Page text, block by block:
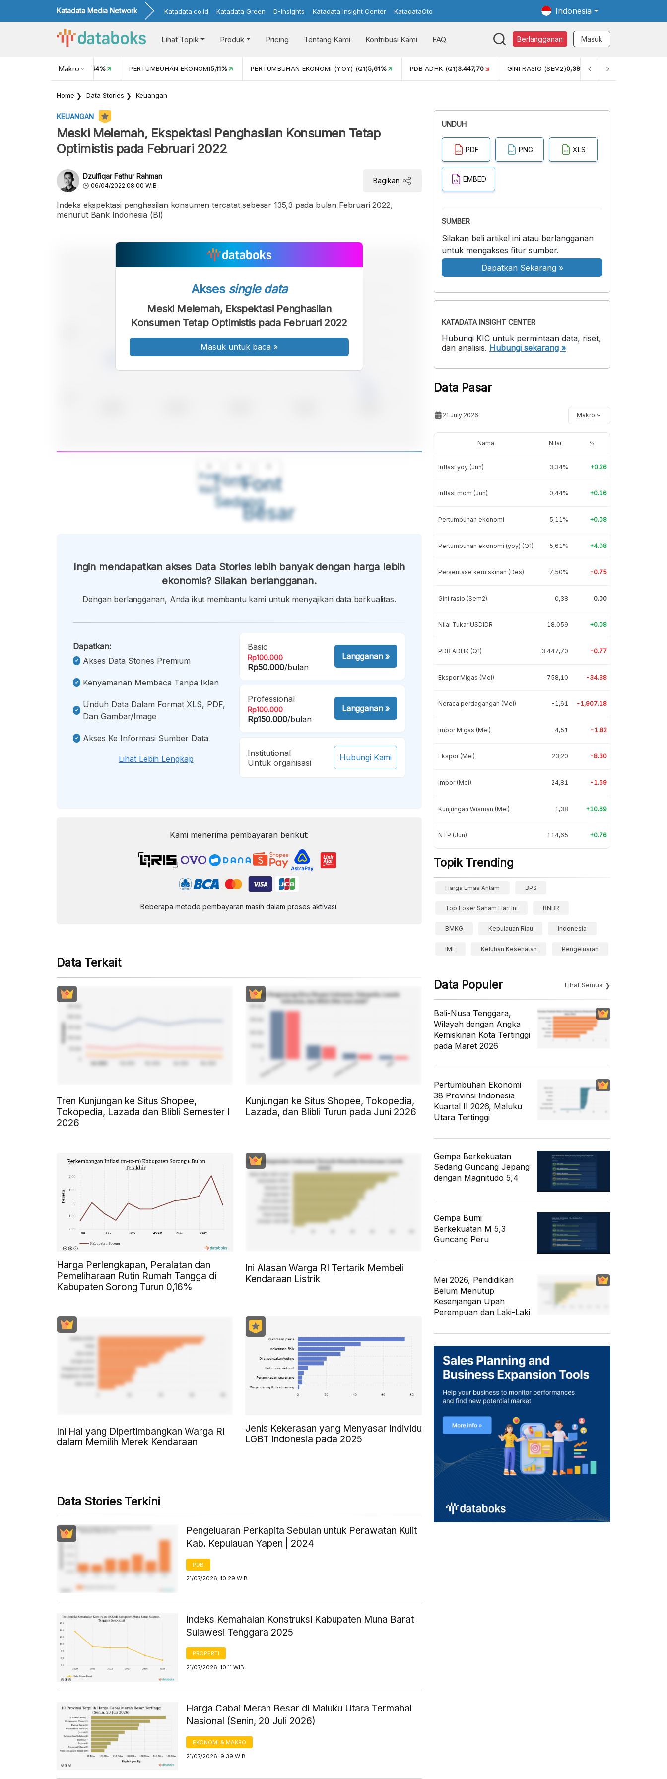
Katadata Media Network Katadata.co.id Katadata Green D-Insights Katadata Insight Center KatadataOto Indonesia
Lihat Topik Produk Pricing Tentang Kami Kontribusi Kami FAQ Berlangganan Masuk
Makro
INFLASI MOM (JUN) 0,44% PERTUMBUHAN EKONOMI5,11% PERTUMBUHAN EKONOMI (YOY) (Q1)5,61% PDB ADHK (Q1)3.447,70 GINI RASIO (SEM2)0,38 PERSENTASE
Home Data Stories Keuangan
KEUANGAN
Meski Melemah, Ekspektasi Penghasilan Konsumen Tetap
Optimistis pada Februari 2022
Dzulfiqar Fathur Rahman
06/04/2022 08:00 WIB
Bagikan
Indeks ekspektasi penghasilan konsumen tercatat sebesar 135,3 pada bulan Februari 2022,
menurut Bank Indonesia (BI)
Font
Kecil
Font
Sedang
Font
Besar
Akses single data
Meski Melemah, Ekspektasi Penghasilan
Konsumen Tetap Optimistis pada Februari 2022
Masuk untuk baca »
Ingin mendapatkan akses Data Stories lebih banyak dengan harga lebih
ekonomis? Silakan berlangganan.
Dengan berlangganan, Anda ikut membantu kami untuk menyajikan data berkualitas.
Dapatkan:
Akses Data Stories Premium
Kenyamanan Membaca Tanpa Iklan
Unduh Data Dalam Format XLS, PDF,
Dan Gambar/image
Akses Ke Informasi Sumber Data
Lihat Lebih Lengkap
Basic
Rp100.000
Rp50.000/bulan
Langganan»
Professional
Rp100.000
Rp150.000/bulan
Langganan»
Institutional
Untuk organisasi
Hubungi Kami
Kami menerima pembayaran berikut:
Beberapa metode pembayaran masih dalam proses aktivasi.
Data Terkait
Tren Kunjungan ke Situs Shopee,
Tokopedia, Lazada dan Blibli Semester I
2026
Kunjungan ke Situs Shopee, Tokopedia,
Lazada, dan Blibli Turun pada Juni 2026
Harga Perlengkapan, Peralatan dan
Pemeliharaan Rutin Rumah Tangga di
Kabupaten Sorong Turun 0,16%
Ini Alasan Warga RI Tertarik Membeli
Kendaraan Listrik
Ini Hal yang Dipertimbangkan Warga RI
dalam Memilih Merek Kendaraan
Jenis Kekerasan yang Menyasar Individu
LGBT Indonesia pada 2025
Data Stories Terkini
Pengeluaran Perkapita Sebulan untuk Perawatan Kulit
Kab. Kepulauan Yapen | 2024
PDB
21/07/2026, 10:29 WIB
Indeks Kemahalan Konstruksi Kabupaten Muna Barat
Sulawesi Tenggara 2025
PROPERTI
21/07/2026, 10:11 WIB
Harga Cabai Merah Besar di Maluku Utara Termahal
Nasional (Senin, 20 Juli 2026)
EKONOMI & MAKRO
21/07/2026, 9:39 WIB
UNDUH
PDF PNG XLS
EMBED
SUMBER
Silakan beli artikel ini atau berlangganan
untuk mengakses fitur sumber.
Dapatkan Sekarang »
KATADATA INSIGHT CENTER
Hubungi KIC untuk permintaan data, riset,
dan analisis. Hubungi sekarang »
Data Pasar
21 July 2026 Makro
Nama Nilai %
Inflasi yoy (Jun) 3,34% +0.26
Inflasi mom (Jun) 0,44% +0.16
Pertumbuhan ekonomi 5,11% +0.08
Pertumbuhan ekonomi (yoy) (Q1) 5,61% +4.08
Persentase kemiskinan (Des) 7,50% -0.75
Gini rasio (Sem2) 0,38 0.00
Nilai Tukar USDIDR 18.059 +0.08
PDB ADHK (Q1) 3.447,70 -0.77
Ekspor Migas (Mei) 758,10 -34.38
Neraca perdagangan (Mei) -1,61 -1,907.18
Impor Migas (Mei) 4,51 -1.82
Ekspor (Mei) 23,20 -8.30
Impor (Mei) 24,81 -1.59
Kunjungan Wisman (Mei) 1,38 +10.69
NTP (Jun) 114,65 +0.76
Topik Trending
Harga Emas Antam BPS
Top Loser Saham Hari Ini BNBR
BMKG Kepulauan Riau Indonesia
IMF Keluhan Kesehatan Pengeluaran
Data Populer Lihat Semua
Bali-Nusa Tenggara,
Wilayah dengan Angka
Kemiskinan Kota Tertinggi
pada Maret 2026
Pertumbuhan Ekonomi
38 Provinsi Indonesia
Kuartal II 2026, Maluku
Utara Tertinggi
Gempa Berkekuatan
Sedang Guncang Jepang
dengan Magnitudo 5,4
Gempa Bumi
Berkekuatan M 5,3
Guncang Peru
Mei 2026, Pendidikan
Belum Menutup
Kesenjangan Upah
Perempuan dan Laki-Laki